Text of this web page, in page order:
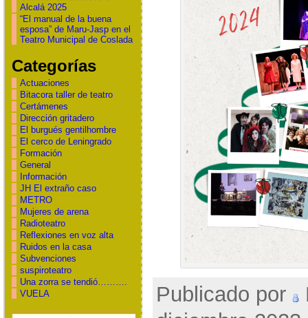
Alcalá 2025
“El manual de la buena
esposa” de Maru-Jasp en el
Teatro Municipal de Coslada
Categorías
Actuaciones
Bitacora taller de teatro
Certámenes
Dirección gritadero
El burgués gentilhombre
El cerco de Leningrado
Formación
General
Información
JH El extraño caso
METRO
Mujeres de arena
Radioteatro
Reflexiones en voz alta
Ruidos en la casa
Subvenciones
suspiroteatro
Una zorra se tendió……….
VUELA
Publicado por